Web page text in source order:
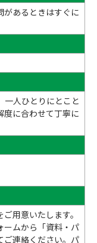
があるときはすぐに
一人ひとりにとこと
度に合わせて丁寧に
用意いたします。
ームから「資料・パ
ご連絡ください。パ